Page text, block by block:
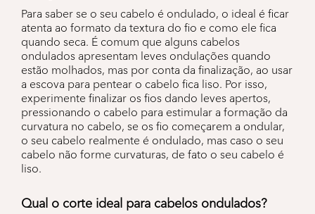
Para saber se o seu cabelo é ondulado, o ideal é ficar
atenta ao formato da textura do fio e como ele fica
quando seca. É comum que alguns cabelos
ondulados apresentam leves ondulações quando
estão molhados, mas por conta da finalização, ao usar
a escova para pentear o cabelo fica liso. Por isso,
experimente finalizar os fios dando leves apertos,
pressionando o cabelo para estimular a formação da
curvatura no cabelo, se os fio começarem a ondular,
o seu cabelo realmente é ondulado, mas caso o seu
cabelo não forme curvaturas, de fato o seu cabelo é
liso.
Qual o corte ideal para cabelos ondulados?